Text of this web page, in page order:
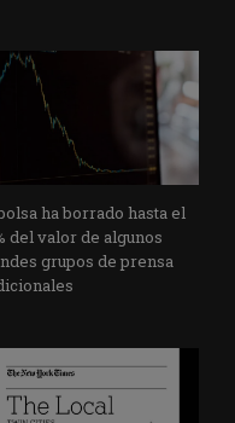
ha borrado hasta el
del valor de algunos
grupos de prensa